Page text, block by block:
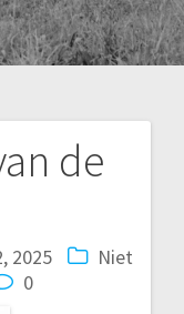
de
2025
Niet
0